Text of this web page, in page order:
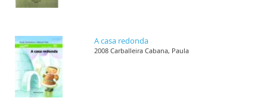
A casa redonda
2008 Carballeira Cabana, Paula